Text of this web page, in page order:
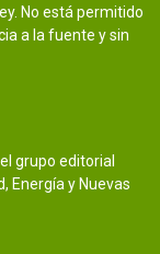
No está permitido
a la fuente y sin
grupo editorial
Energía y Nuevas